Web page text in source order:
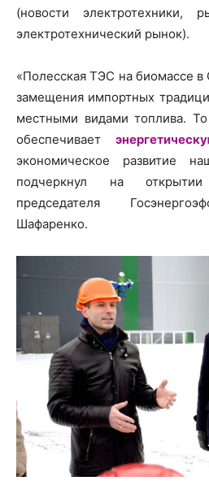
(новости электротехники,
электротехнический рынок).
«Полесская ТЭС на биомассе
замещения импортных
местными видами топлива.
обеспечивает
экономическое развитие
подчеркнул на
председателя
Шафаренко.